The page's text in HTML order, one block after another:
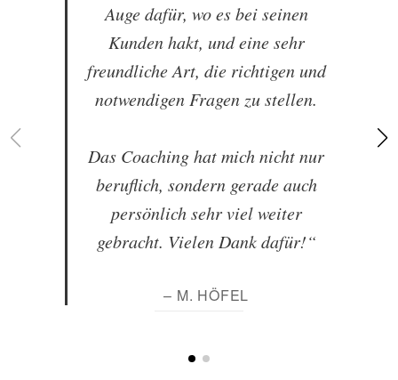
Auge dafür, wo es bei seinen
Kunden hakt, und eine sehr
freundliche Art, die richtigen und
notwendigen Fragen zu stellen.
Das Coaching hat mich nicht nur
beruflich, sondern gerade auch
persönlich sehr viel weiter
gebracht. Vielen Dank dafür!“
– M. HÖFEL